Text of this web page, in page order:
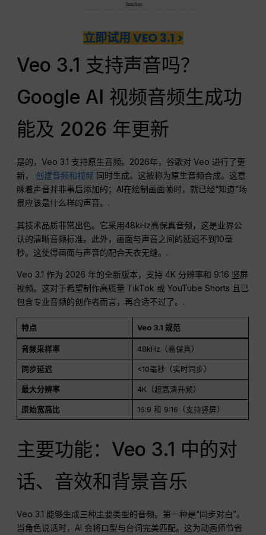
立即试用 VEO 3.1 >
Veo 3.1 支持声音吗？
Google AI 视频音频生成功
能及 2026 年更新
是的，Veo 3.1 支持原生音频。2026年，谷歌对 Veo 进行了更
新， 创建音频和视频 同时生成。这被称为原生音频合成。这意
味着声音并非事后添加的；AI在绘制画面帧时，就已经“知道”场
景应该是什么样的声音。.
其技术品质非常出色。它采用48kHz高保真音频，这是业界公
认的清晰音频标准。此外，画面与声音之间的延迟不到10毫
秒。这使得画面与声音的配合天衣无缝。.
Veo 3.1 作为 2026 年的全新版本，支持 4K 分辨率和 9:16 竖屏
视频。这对于希望制作高质量 TikTok 或 YouTube Shorts 且已
包含专业音频的创作者而言，再合适不过了。.
特点 Veo 3.1 规范
音频采样率 48kHz（高保真）
同步延迟 <10毫秒（实时同步）
最大分辨率 4K（超高清升频）
原始宽高比 16:9 和 9:16（支持竖屏）
主要功能：Veo 3.1 中的对
话、音效和背景音乐
Veo 3.1 能够生成三种主要类型的音频。第一种是“同步对白”。
当角色说话时，AI 会将口型与台词完美匹配。这为动画师节省